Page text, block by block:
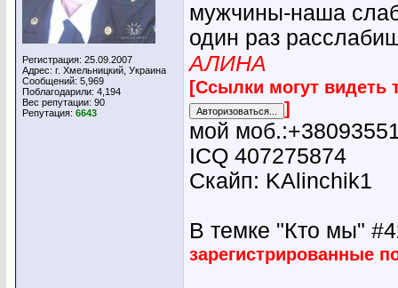
Регистрация: 25.09.2007
Адрес: г. Хмельницкий, Украина
Сообщений: 5,969
Поблагодарили: 4,194
Вес репутации: 90
Репутация: 6643
мужчины-наша
один раз
АЛИНА
[Ссылки могут видеть
]
мой
ICQ 407275874
Скайп: KAlinchik1
В темке "Кто мы"
зарегистрированные